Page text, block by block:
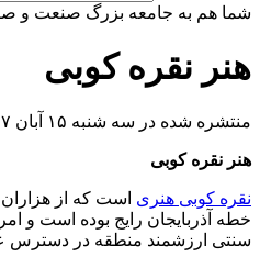
شما هم به جامعه بزرگ صنعت و
هنر نقره کوبی
منتشره شده در سه شنبه ۱۵ آبان ۱۳۹۷
هنر نقره کوبی
نقره کوبی هنری است که از
خطه آذربایجان رایج بوده است و
سنتی ارزشمند منطقه در دسترس